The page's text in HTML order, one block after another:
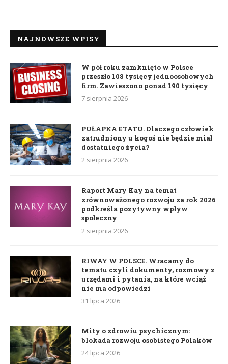
NAJNOWSZE WPISY
W pół roku zamknięto w Polsce
przeszło 108 tysięcy jednoosobowych
firm. Zawieszono ponad 190 tysięcy
7 sierpnia 2026
PUŁAPKA ETATU. Dlaczego człowiek
zatrudniony u kogoś nie będzie miał
dostatniego życia?
2 sierpnia 2026
Raport Mary Kay na temat
zrównoważonego rozwoju za rok 2026
podkreśla pozytywny wpływ
społeczny
2 sierpnia 2026
RIWAY W POLSCE. Wracamy do
tematu czyli dokumenty, rozmowy z
urzędami i pytania, na które wciąż
nie ma odpowiedzi
31 lipca 2026
Mity o zdrowiu psychicznym:
blokada rozwoju osobistego Polaków
24 lipca 2026